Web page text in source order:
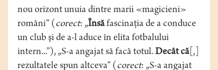
nou orizont unuia dintre marii «magicieni»
români” (corect: „Însăfascinaţia de a conduce
un club şi de a-l aduce în elita fotbalului
intern...”), „S-a angajat să facă totul.Decât că[,]
rezultatele spun altceva” (corect: „S-a angajat